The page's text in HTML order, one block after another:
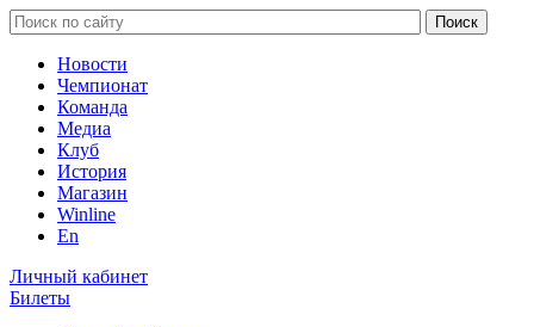
Новости
Чемпионат
Команда
Медиа
Клуб
История
Магазин
Winline
En
Личный кабинет
Билеты